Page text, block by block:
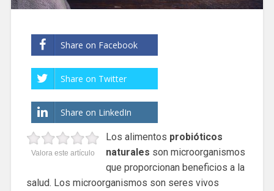
Share on Facebook
Share on Twitter
Share on LinkedIn
Valora este artículo
Los alimentos probióticos
naturales son microorganismos
que proporcionan beneficios a la
salud. Los microorganismos son seres vivos